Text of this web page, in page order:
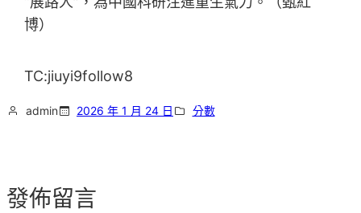
博）
TC:jiuyi9follow8
admin 2026 年 1 月 24 日 分數
發佈留言